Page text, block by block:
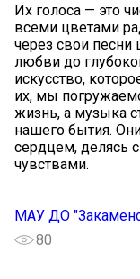
Их голоса — это
всеми цветами
через свои
любви до
искусство,
их, мы
жизнь, а музыка
нашего бытия.
сердцем, делясь
чувствами.
МАУ ДО
80